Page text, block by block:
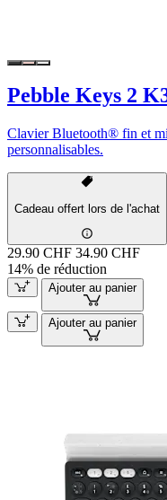
Pebble Keys 2
Clavier Bluetooth® fin et
personnalisables.
Cadeau offert lors de l'achat
29.90 CHF 34.90 CHF
14% de réduction
Ajouter au panier
Ajouter au panier